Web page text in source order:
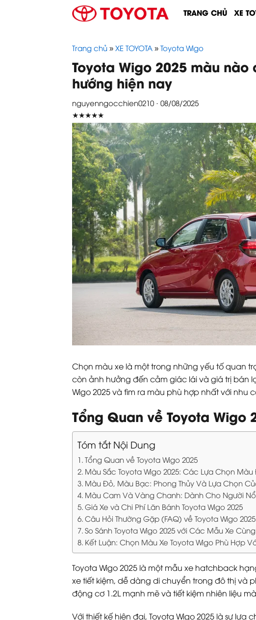
TRANG CHỦ XE
Trang chủ » XE TOYOTA » Toyota Wigo
Toyota Wigo 2025 màu
hướng hiện nay
nguyenngocchien0210 · 08/08/2025
★★★★★
Chọn màu xe là một trong những yếu tố quan
còn ảnh hưởng đến cảm giác lái và giá trị bán
Wigo 2025 và tìm ra màu phù hợp nhất với nhu
Tổng Quan về Toyota Wigo
Tóm tắt Nội Dung
Tổng Quan về Toyota Wigo 2025
Màu Sắc Toyota Wigo 2025: Các Lựa Chọn
Màu Đỏ, Màu Bạc: Phong Thủy Và Lựa Chọn
Màu Cam Và Vàng Chanh: Dành Cho Người
Giá Xe và Chi Phí Lăn Bánh Toyota Wigo 2025
Câu Hỏi Thường Gặp (FAQ) về Toyota Wigo 2025
So Sánh Toyota Wigo 2025 với Các Mẫu Xe
Kết Luận: Chọn Màu Xe Toyota Wigo Phù Hợp
Toyota Wigo 2025 là một mẫu xe hatchback
xe tiết kiệm, dễ dàng di chuyển trong đô thị và
động cơ 1.2L mạnh mẽ và tiết kiệm nhiên liệu
Với thiết kế hiện đại, Toyota Wigo 2025 là sự